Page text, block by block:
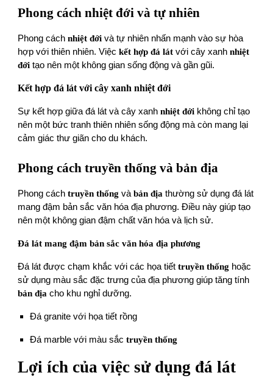
Phong cách nhiệt đới và tự nhiên
Phong cáchnhiệt đới và tự nhiên nhấn mạnh vào sự hòa
hợp với thiên nhiên. Việckết hợp đá lát với cây xanhnhiệt
đới tạo nên một không gian sống động và gần gũi.
Kết hợp đá lát với cây xanh nhiệt đới
Sự kết hợp giữa đá lát và cây xanhnhiệt đới không chỉ tạo
nên một bức tranh thiên nhiên sống động mà còn mang lại
cảm giác thư giãn cho du khách.
Phong cách truyền thống và bản địa
Phong cáchtruyền thống vàbản địa thường sử dụng đá lát
mang đậm bản sắc văn hóa địa phương. Điều này giúp tạo
nên một không gian đậm chất văn hóa và lịch sử.
Đá lát mang đậm bản sắc văn hóa địa phương
Đá lát được chạm khắc với các họa tiếttruyền thống hoặc
sử dụng màu sắc đặc trưng của địa phương giúp tăng tính
bản địa cho khu nghỉ dưỡng.
Đá granite với họa tiết rồng
Đá marble với màu sắctruyền thống
Lợi ích của việc sử dụng đá lát